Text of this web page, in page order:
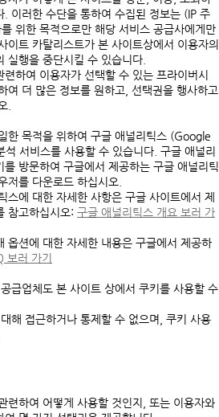
이러한 수단을 통하여 수집된 정보는 (IP 주
위한 목적으로만 해당 서비스 공급사에게만
이트 카탈리스트가 본 사이트상에서 이용자의
실행을 중단시킬 수 있습니다.
하여 이용자가 선택할 수 있는 프라이버시
여 더 많은 정보를 원하고, 선택권을 행사하고
.
한 목적을 위하여 구글 애널리틱스 (Google
서비스를 사용할 수 있습니다. 구글 애널리
방문하여 구글에서 제공하는 구글 애널리틱
저를 다운로드 하십시오.
스에 대한 자세한 사항은 구글 사이트에서 제
참고하십시오: 구글 애널리틱스 개요 보러 가
옵션에 대한 자세한 내용은 구글에서 제공하
보러 가기
급업체도 본 사이트 상에서 쿠키를 사용할 수
해 접근하거나 통제할 수 없으며, 쿠키 사용
련하여 어떻게 사용할 것인지, 또는 이용자와